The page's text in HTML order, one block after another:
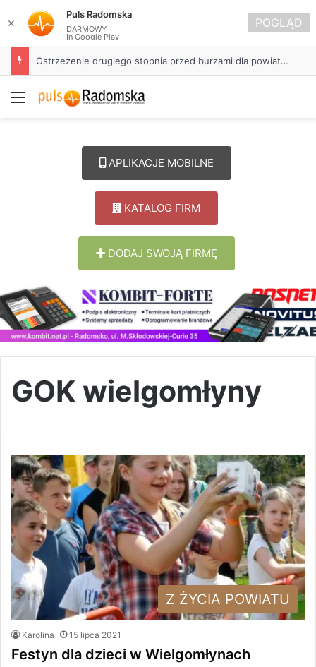
Ostrzeżenie drugiego stopnia przed burzami dla powiatu radomszczańskiego
Menu
APLIKACJE MOBILNE
KATALOG FIRM
DODAJ SWOJĄ FIRMĘ
GOK wielgomłyny
Z ŻYCIA POWIATU
Karolina 15 lipca 2021
Festyn dla dzieci w Wielgomłynach
✕
Puls Radomska
DARMOWY
In Google Play
POGLĄD